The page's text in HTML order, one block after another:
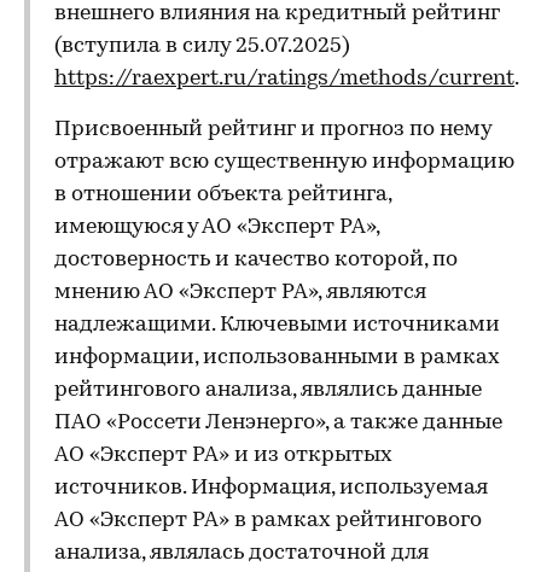
внешнего влияния на кредитный рейтинг
(вступила в силу 25.07.2025)
https://raexpert.ru/ratings/methods/current.
Присвоенный рейтинг и прогноз по нему
отражают всю существенную информацию
в отношении объекта рейтинга,
имеющуюся у АО «Эксперт РА»,
достоверность и качество которой, по
мнению АО «Эксперт РА», являются
надлежащими. Ключевыми источниками
информации, использованными в рамках
рейтингового анализа, являлись данные
ПАО «Россети Ленэнерго», а также данные
АО «Эксперт РА» и из открытых
источников. Информация, используемая
АО «Эксперт РА» в рамках рейтингового
анализа, являлась достаточной для